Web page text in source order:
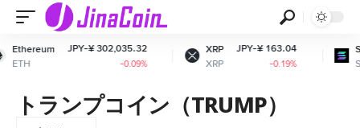
JPY-¥ 302,035.32
XRP
JPY-¥ 163.04
-0.19%
Solana
SOL
トランプコイン（TRUMP）